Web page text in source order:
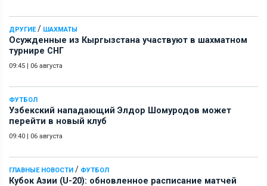
ДРУГИЕ/ ШАХМАТЫ
Осужденные из Кыргызстана участвуют в шахматном
турнире СНГ
09:45 | 06 августа
ФУТБОЛ
Узбекский нападающий Элдор Шомуродов может
перейти в новый клуб
09:40 | 06 августа
ГЛАВНЫЕ НОВОСТИ / ФУТБОЛ
Кубок Азии (U-20): обновленное расписание матчей